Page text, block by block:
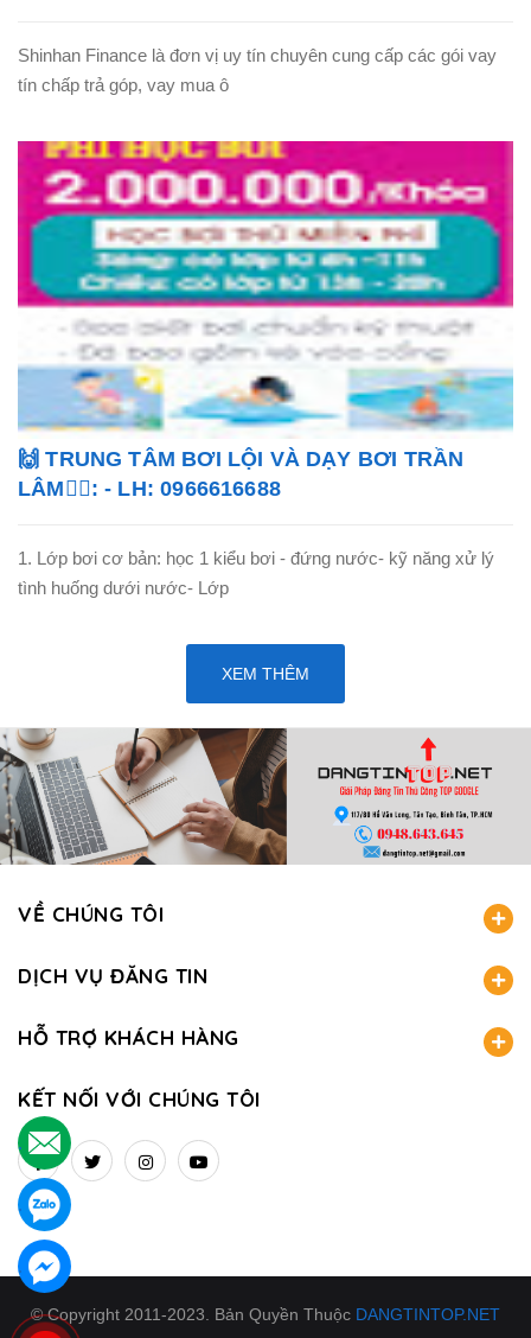
Shinhan Finance là đơn vị uy tín chuyên cung cấp các gói vay
tín chấp trả góp, vay mua ô
🙌 TRUNG TÂM BƠI LỘI VÀ DẠY BƠI TRẦN
LÂM🏊‍♂️: - LH: 0966616688
1. Lớp bơi cơ bản: học 1 kiểu bơi - đứng nước- kỹ năng xử lý
tình huống dưới nước- Lớp
XEM THÊM
VỀ CHÚNG TÔI
DỊCH VỤ ĐĂNG TIN
HỖ TRỢ KHÁCH HÀNG
KẾT NỐI VỚI CHÚNG TÔI
© Copyright 2011-2023. Bản Quyền Thuộc DANGTINTOP.NET
.
.
.